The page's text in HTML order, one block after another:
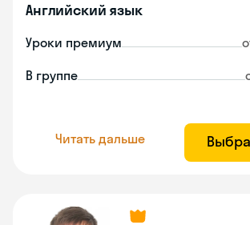
Английский язык
Уроки премиум
В группе
Читать дальше